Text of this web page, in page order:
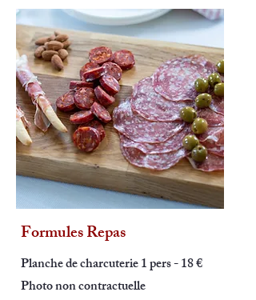
Formules Repas
Planche de charcuterie 1 pers - 18 €
Photo non contractuelle